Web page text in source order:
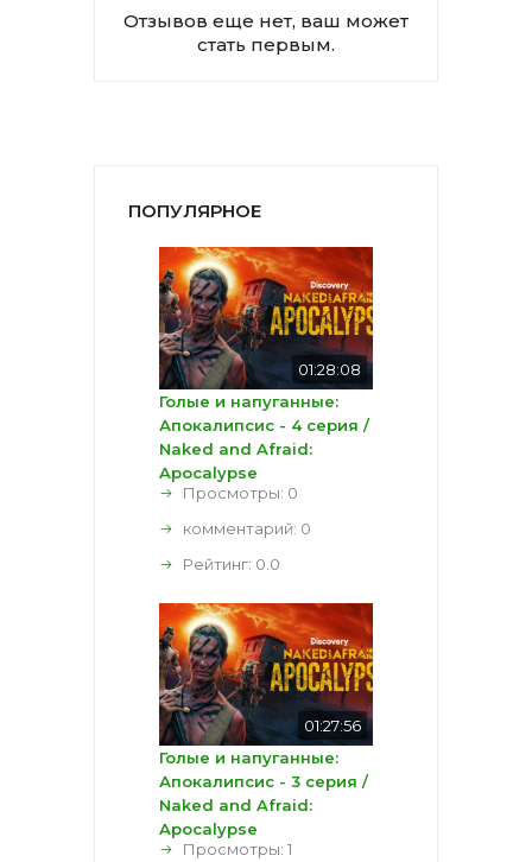
Отзывов еще нет, ваш может
стать первым.
ПОПУЛЯРНОЕ
01:28:08
Голые и напуганные:
Апокалипсис - 4 серия /
Naked and Afraid:
Apocalypse
Просмотры: 0
комментарий: 0
Рейтинг: 0.0
01:27:56
Голые и напуганные:
Апокалипсис - 3 серия /
Naked and Afraid:
Apocalypse
Просмотры: 1